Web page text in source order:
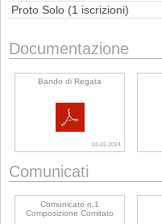
Proto Solo (1 iscrizioni)
Documentazione
Bando di Regata
03-02-2024
Comunicati
Comunicato n.1
Composizione Comitato